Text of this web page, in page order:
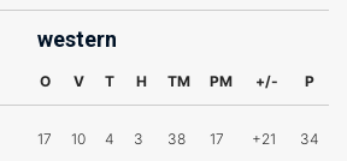
western
O V T H TM PM +/- P
17 10 4 3 38 17 +21 34